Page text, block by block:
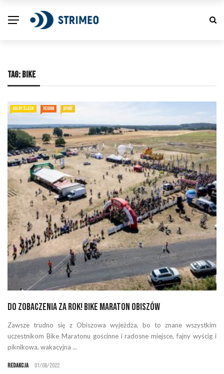
TAG: BIKE
DOLNY ŚLĄSK REGION SPORT
Do zobaczenia za rok! Bike Maraton Obiszów
Zawsze trudno się z Obiszowa wyjeżdża, bo to znane wszystkim
uczestnikom Bike Maratonu gościnne i radosne miejsce, fajny wyścig i
piknikowa, wakacyjna ...
Redakcja 01/08/2022